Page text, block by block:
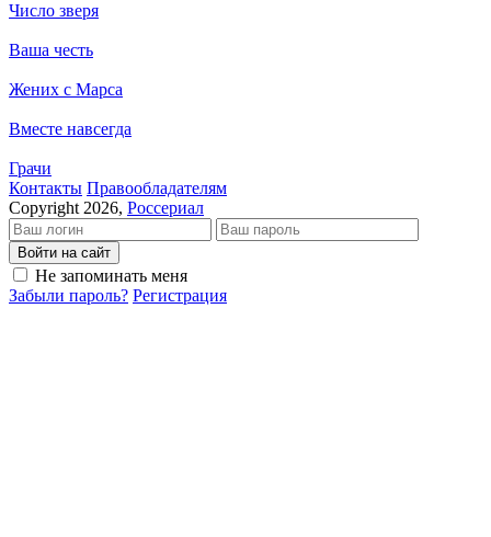
Число зверя
Ваша честь
Жених с Марса
Вместе навсегда
Грачи
Кон­так­ты Пра­во­об­ла­да­те­лям
Copyright 2026, Россериал
Войти на сайт
Не запоминать меня
Забыли пароль? Регистрация